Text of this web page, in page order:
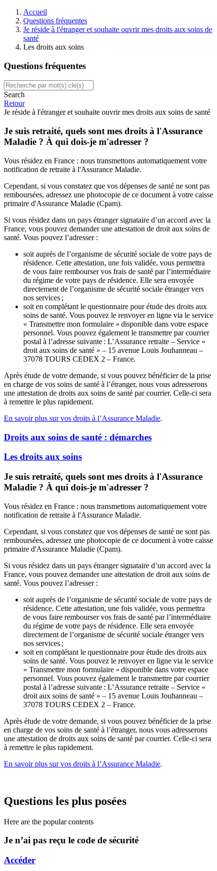
Accueil
Questions fréquentes
Je réside à l'étranger et souhaite ouvrir mes droits aux soins de
santé
Les droits aux soins
Questions fréquentes
Search
Retour
Je réside à l'étranger et souhaite ouvrir mes droits aux soins de santé
Je suis retraité, quels sont mes droits à l'Assurance
Maladie ? À qui dois-je m'adresser ?
Vous résidez en France : nous transmettons automatiquement votre
notification de retraite à l'Assurance Maladie.
Cependant, si vous constatez que vos dépenses de santé ne sont pas
remboursées, adressez une photocopie de ce document à votre caisse
primaire d'Assurance Maladie (Cpam).
Si vous résidez dans un pays étranger signataire d’un accord avec la
France, vous pouvez demander une attestation de droit aux soins de
santé. Vous pouvez l’adresser :
soit auprès de l’organisme de sécurité sociale de votre pays de
résidence. Cette attestation, une fois validée, vous permettra
de vous faire rembourser vos frais de santé par l’intermédiaire
du régime de votre pays de résidence. Elle sera envoyée
directement de l’organisme de sécurité sociale étranger vers
nos services ;
soit en complétant le questionnaire pour étude des droits aux
soins de santé. Vous pouvez le renvoyer en ligne via le service
« Transmettre mon formulaire » disponible dans votre espace
personnel. Vous pouvez également le transmettre par courrier
postal à l’adresse suivante : L’Assurance retraite – Service «
droit aux soins de santé » – 15 avenue Louis Jouhanneau –
37078 TOURS CEDEX 2 – France.
Après étude de votre demande, si vous pouvez bénéficier de la prise
en charge de vos soins de santé à l’étranger, nous vous adresserons
une attestation de droits aux soins de santé par courrier. Celle-ci sera
à remettre le plus rapidement.
En savoir plus sur vos droits à l’Assurance Maladie.
Droits aux soins de santé : démarches
Les droits aux soins
Je suis retraité, quels sont mes droits à l'Assurance
Maladie ? À qui dois-je m'adresser ?
Vous résidez en France : nous transmettons automatiquement votre
notification de retraite à l'Assurance Maladie.
Cependant, si vous constatez que vos dépenses de santé ne sont pas
remboursées, adressez une photocopie de ce document à votre caisse
primaire d'Assurance Maladie (Cpam).
Si vous résidez dans un pays étranger signataire d’un accord avec la
France, vous pouvez demander une attestation de droit aux soins de
santé. Vous pouvez l’adresser :
soit auprès de l’organisme de sécurité sociale de votre pays de
résidence. Cette attestation, une fois validée, vous permettra
de vous faire rembourser vos frais de santé par l’intermédiaire
du régime de votre pays de résidence. Elle sera envoyée
directement de l’organisme de sécurité sociale étranger vers
nos services ;
soit en complétant le questionnaire pour étude des droits aux
soins de santé. Vous pouvez le renvoyer en ligne via le service
« Transmettre mon formulaire » disponible dans votre espace
personnel. Vous pouvez également le transmettre par courrier
postal à l’adresse suivante : L’Assurance retraite – Service «
droit aux soins de santé » – 15 avenue Louis Jouhanneau –
37078 TOURS CEDEX 2 – France.
Après étude de votre demande, si vous pouvez bénéficier de la prise
en charge de vos soins de santé à l’étranger, nous vous adresserons
une attestation de droits aux soins de santé par courrier. Celle-ci sera
à remettre le plus rapidement.
En savoir plus sur vos droits à l’Assurance Maladie.
Questions les plus posées
Here are the popular contents
Je n’ai pas reçu le code de sécurité
Accéder